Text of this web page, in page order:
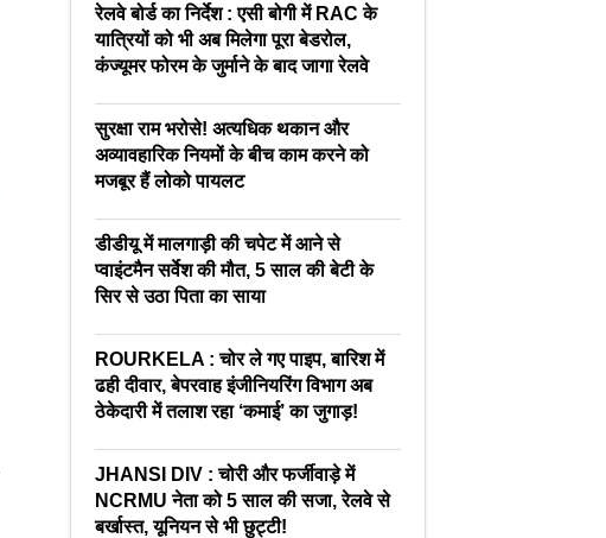
रेलवे बोर्ड का निर्देश : एसी बोगी में RAC के
यात्रियों को भी अब मिलेगा पूरा बेडरोल,
कंज्यूमर फोरम के जुर्माने के बाद जागा रेलवे
सुरक्षा राम भरोसे! अत्यधिक थकान और
अव्यावहारिक नियमों के बीच काम करने को
मजबूर हैं लोको पायलट
डीडीयू में मालगाड़ी की चपेट में आने से
प्वाइंटमैन सर्वेश की मौत, 5 साल की बेटी के
सिर से उठा पिता का साया
ROURKELA : चोर ले गए पाइप, बारिश में
ढही दीवार, बेपरवाह इंजीनियरिंग विभाग अब
ठेकेदारी में तलाश रहा ‘कमाई’ का जुगाड़!
JHANSI DIV : चोरी और फर्जीवाड़े में
NCRMU नेता को 5 साल की सजा, रेलवे से
बर्खास्त, यूनियन से भी छुट्टी!